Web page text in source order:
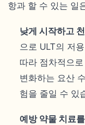
항과 할 수 있는 일
낮게 시작하고
으로 ULT의 저
따라 점차적으
변화하는 요산
험을 줄일 수 있
예방 약물 치료